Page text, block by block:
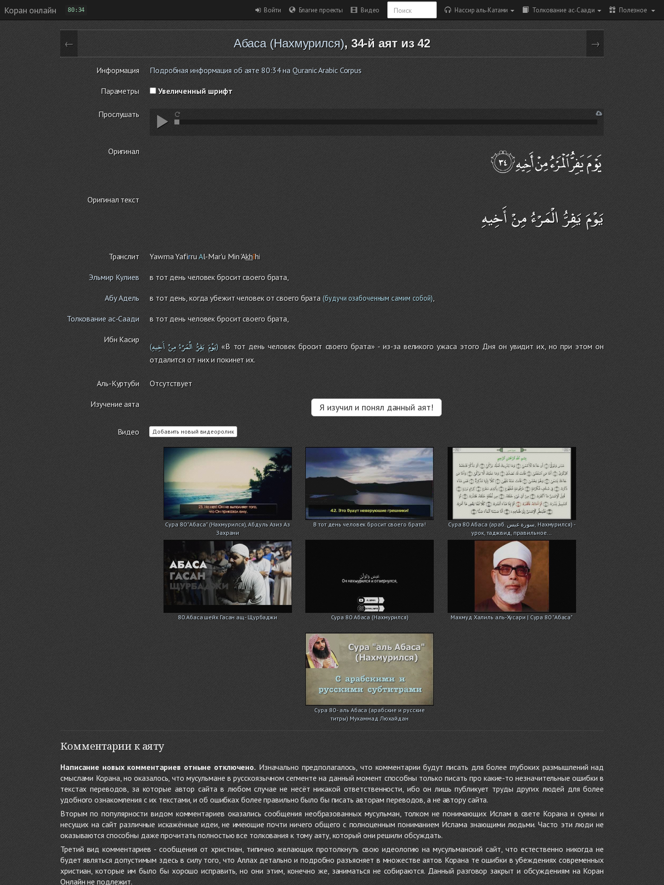
Коран онлайн 80:34 Войти Благие проекты Видео Нассир аль-Катами Толкование ас-Саади Полезное
← Абаса (Нахмурился), 34-й аят из 42 →
Информация Подробная информация об аяте 80:34 на Quranic Arabic Corpus
Параметры Увеличенный шрифт
Прослушать
Оригинал
Оригинал текст
يَوْمَ يَفِرُّ الْمَرْءُ مِنْ أَخِيهِ
Транслит Yawma YafirruAl-Mar'u Min 'Akhīhi
Эльмир Кулиев в тот день человек бросит своего брата,
Абу Адель в тот день, когда убежит человек от своего брата (будучи озабоченным самим собой),
Толкование ас-Саади в тот день человек бросит своего брата,
Ибн Касир
( يَوْمَ يَفِرُّ الْمَرْءُمِنْأَخِيهِ ) «В тот день человек бросит своего брата» - из-за великого ужаса этого Дня он увидит их, но при этом он
отдалится от них и покинет их.
Аль-Куртуби Отсутствует
Изучение аята Я изучил и понял данный аят!
Видео Добавить новый видеоролик
Сура 80 "Абаса" (Нахмурился), Абдуль Азиз Аз
Захрани
В тот день человек бросит своего брата!
Сура 80 Абаса (араб. سورة عبس, Нахмурился) -
урок, таджвид, правильное...
80.Абаса шейх Гасан ащ- Щурбаджи Сура 80 Абаса (Нахмурился) Махмуд Халиль аль-Хусари | Сура 80 "Абаса"
Сура 80 - аль Абаса (арабские и русские
титры) Мухаммад Люхайдан
Комментарии к аяту
Написание новых комментариев отныне отключено. Изначально предполагалось, что комментарии будут писать для более глубоких размышлений над
смыслами Корана, но оказалось, что мусульмане в русскоязычном сегменте на данный момент способны только писать про какие-то незначительные ошибки в
текстах переводов, за которые автор сайта в любом случае не несёт никакой ответственности, ибо он лишь публикует труды других людей для более
удобного ознакомления с их текстами, и об ошибках более правильно было бы писать авторам переводов, а не автору сайта.
Вторым по популярности видом комментариев оказались сообщения необразованных мусульман, толком не понимающих Ислам в свете Корана и сунны и
несущих на сайт различные искажённые идеи, не имеющие почти ничего общего с полноценным пониманием Ислама знающими людьми. Часто эти люди не
оказываются способны даже прочитать полностью все толкования к тому аяту, который они решили обсуждать.
Третий вид комментариев - сообщения от христиан, типично желающих протолкнуть свою идеологию на мусульманский сайт, что естественно никогда не
будет являться допустимым здесь в силу того, что Аллах детально и подробно разъясняет в множестве аятов Корана те ошибки в убеждениях современных
христиан, которые им было бы хорошо исправить, но они этим, конечно же, заниматься не собираются. Данный разговор закрыт и обсуждениям на Коран
Онлайн не подлежит.